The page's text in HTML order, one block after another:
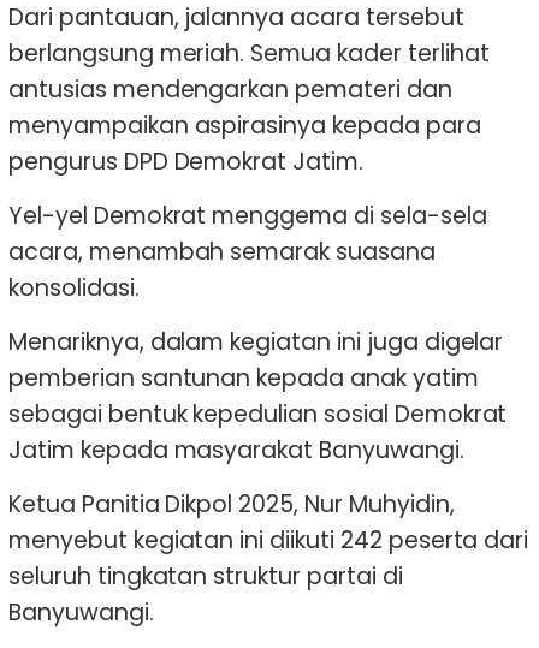
Dari pantauan, jalannya acara tersebut
berlangsung meriah. Semua kader terlihat
antusias mendengarkan pemateri dan
menyampaikan aspirasinya kepada para
pengurus DPD Demokrat Jatim.
Yel-yel Demokrat menggema di sela-sela
acara, menambah semarak suasana
konsolidasi.
Menariknya, dalam kegiatan ini juga digelar
pemberian santunan kepada anak yatim
sebagai bentuk kepedulian sosial Demokrat
Jatim kepada masyarakat Banyuwangi.
Ketua Panitia Dikpol 2025, Nur Muhyidin,
menyebut kegiatan ini diikuti 242 peserta dari
seluruh tingkatan struktur partai di
Banyuwangi.